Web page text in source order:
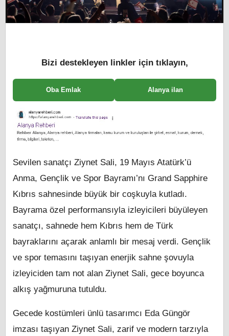
Bizi destekleyen linkler için tıklayın,
Oba Emlak Alanya ilan
Sevilen sanatçı Ziynet Sali, 19 Mayıs Atatürk’ü
Anma, Gençlik ve Spor Bayramı’nı Grand Sapphire
Kıbrıs sahnesinde büyük bir coşkuyla kutladı.
Bayrama özel performansıyla izleyicileri büyüleyen
sanatçı, sahnede hem Kıbrıs hem de Türk
bayraklarını açarak anlamlı bir mesaj verdi. Gençlik
ve spor temasını taşıyan enerjik sahne şovuyla
izleyiciden tam not alan Ziynet Sali, gece boyunca
alkış yağmuruna tutuldu.
Gecede kostümleri ünlü tasarımcı Eda Güngör
imzası taşıyan Ziynet Sali, zarif ve modern tarzıyla